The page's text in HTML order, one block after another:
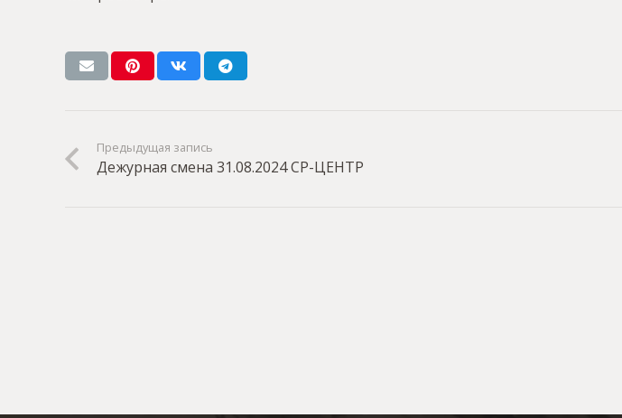
Предыдущая запись
Дежурная смена 31.08.2024 СР-ЦЕНТР